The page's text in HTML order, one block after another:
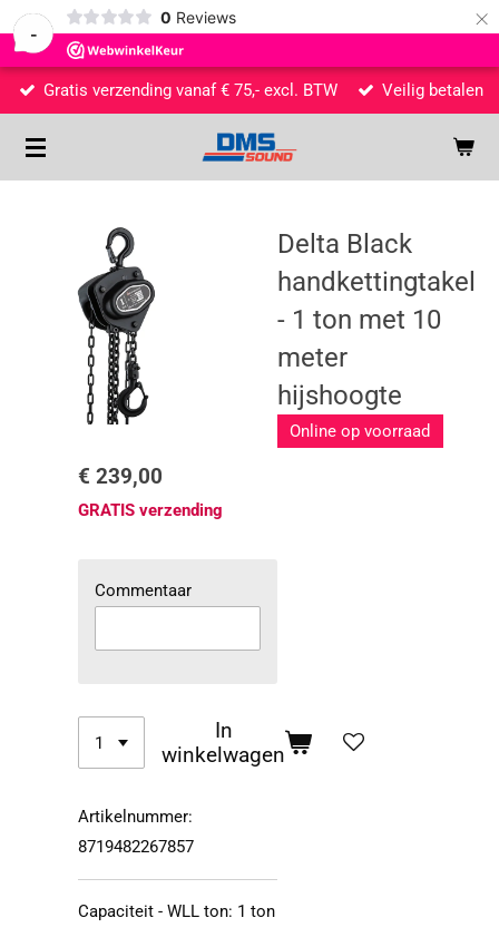
-
0 Reviews ×
Gratis verzending vanaf € 75,- excl. BTW Veilig betalen
Delta Black
handkettingtakel
- 1 ton met 10
meter
hijshoogte
Online op voorraad
€ 239,00
GRATIS verzending
Commentaar
In
winkelwagen
Artikelnummer:
8719482267857
Capaciteit - WLL ton: 1 ton